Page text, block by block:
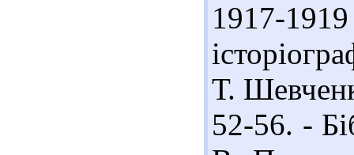
1917-
Т.
52-56. -